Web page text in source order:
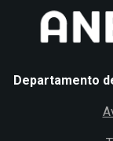
Departamento